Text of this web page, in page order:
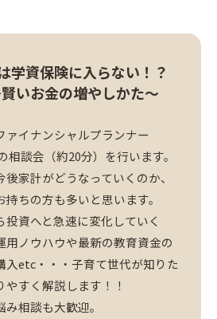
学資保険に入らない！？
いお金の増やしかた～
ァイナンシャルプランナー
相談会（約20分）を行います。
家計がどうなっていくのか、
ちの方も多いと思います。
資へと急速に変化していく
用ノウハウや最新の教育資金の
入etc・・・子育て世代が知りた
すく解説します！！
相談も大歓迎。